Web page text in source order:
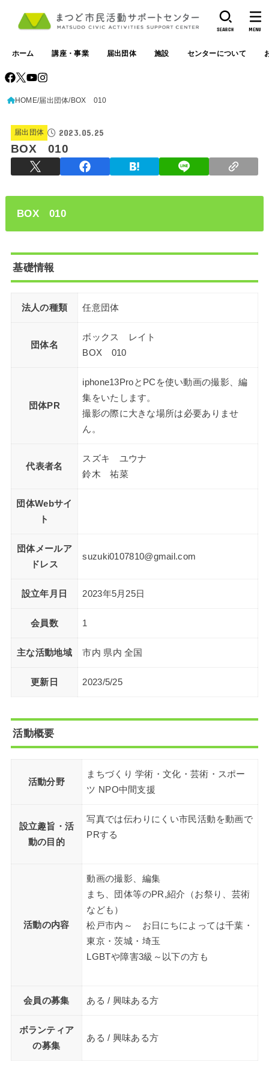
ホーム 講座・事業 届出団体 施設 センターについて
SEARCH MENU
HOME 届出団体 BOX 010
届出団体 2023.05.25
BOX 010
BOX 010
基礎情報
法人の種類 任意団体
団体名
ボックス レイト
BOX 010
団体PR
iphone13ProとPCを使い動画の撮影、編
集をいたします。
撮影の際に大きな場所は必要ありませ
ん。
代表者名
スズキ ユウナ
鈴木 祐菜
団体Webサイ
ト
団体メールア
ドレス
suzuki0107810@gmail.com
設立年月日 2023年5月25日
会員数 1
主な活動地域 市内 県内 全国
更新日 2023/5/25
活動概要
活動分野
まちづくり 学術・文化・芸術・スポー
ツ NPO中間支援
設立趣旨・活
動の目的
写真では伝わりにくい市民活動を動画で
PRする
活動の内容
動画の撮影、編集
まち、団体等のPR,紹介（お祭り、芸術
なども）
松戸市内～ お日にちによっては千葉・
東京・茨城・埼玉
LGBTや障害3級～以下の方も
会員の募集 ある / 興味ある方
ボランティア
の募集
ある / 興味ある方